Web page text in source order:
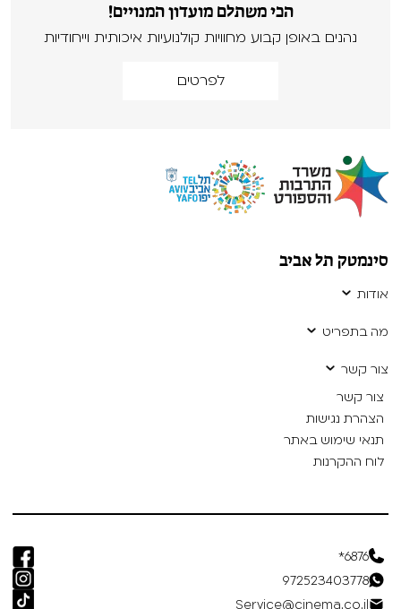
הכי משתלם מועדון המנויים!
נהנים באופן קבוע מחוויות קולנועיות איכותית וייחודיות
לפרטים
סינמטק תל אביב
אודות
מה בתפריט
צור קשר
צור קשר
הצהרת נגישות
תנאי שימוש באתר
לוח ההקרנות
6876*
972523403778
Service@cinema.co.il